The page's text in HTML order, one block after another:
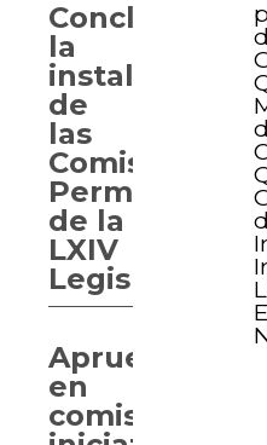
Concluye
la
instalación
de
las
Comisiones
Permanentes
de la
LXIV
Legislatura
Aprueban
en
comisión